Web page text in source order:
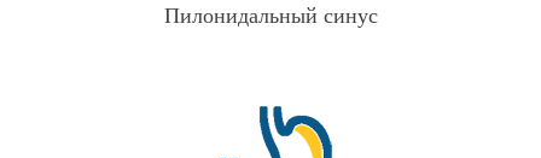
Пилонидальный синус